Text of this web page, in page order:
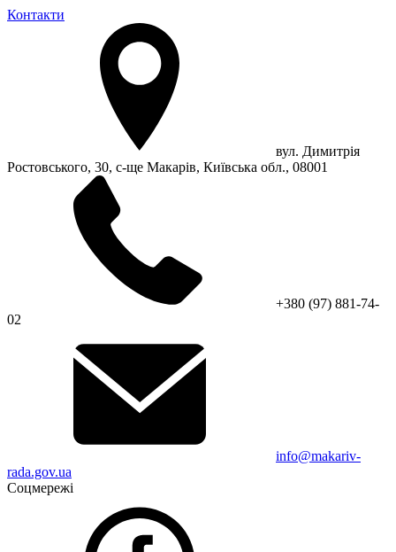
Контакти
вул. Димитрія
Ростовського, 30, с-ще Макарів, Київська обл., 08001
+380 (97) 881-74-
02
info@makariv-
rada.gov.ua
Соцмережі